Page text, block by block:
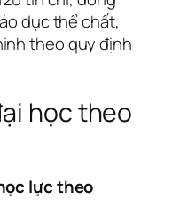
dục thể chất,
theo quy định
học theo
lực theo